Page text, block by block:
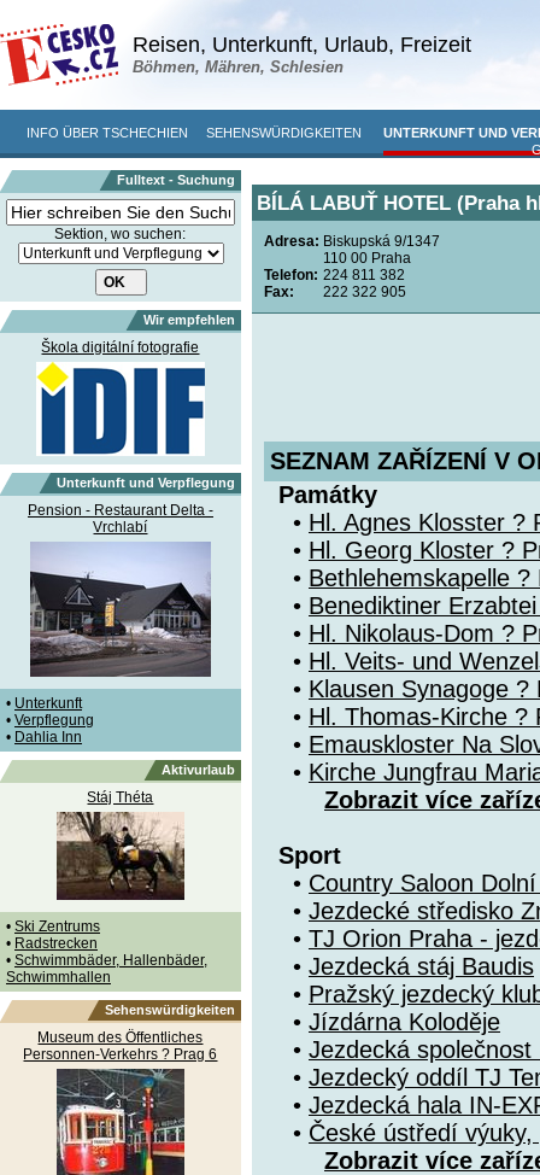
Reisen, Unterkunft, Urlaub, Freizeit
Böhmen, Mähren, Schlesien
INFO ÜBER TSCHECHIEN SEHENSWÜRDIGKEITEN
UNTERKUNFT UND
Fulltext - Suchung
Sektion, wo suchen:
Wir empfehlen
Škola digitální fotografie
Unterkunft und Verpflegung
Pension - Restaurant Delta -
Vrchlabí
• Unterkunft
• Verpflegung
• Dahlia Inn
Aktivurlaub
Stáj Théta
• Ski Zentrums
• Radstrecken
• Schwimmbäder, Hallenbäder,
Schwimmhallen
Sehenswürdigkeiten
Museum des Öffentliches
Personnen-Verkehrs ? Prag 6
BÍLÁ LABUŤ HOTEL (Praha
Adresa: Biskupská 9/1347
110 00 Praha
Telefon: 224 811 382
Fax:
222 322 905
SEZNAM ZAŘÍZENÍ V
Památky
• Hl. Agnes Klosster ?
• Hl. Georg Kloster ?
• Bethlehemskapelle
• Benediktiner
• Hl. Nikolaus-Dom ?
• Hl. Veits- und
• Klausen Synagoge ?
• Hl. Thomas-Kirche ?
• Emauskloster Na
• Kirche Jungfrau
Zobrazit více
Sport
• Country Saloon
• Jezdecké středisko
• TJ Orion Praha -
• Jezdecká stáj Baudis
• Pražský jezdecký
• Jízdárna Koloděje
• Jezdecká společnost
• Jezdecký oddíl TJ
• Jezdecká hala IN-
• České ústředí
Zobrazit více